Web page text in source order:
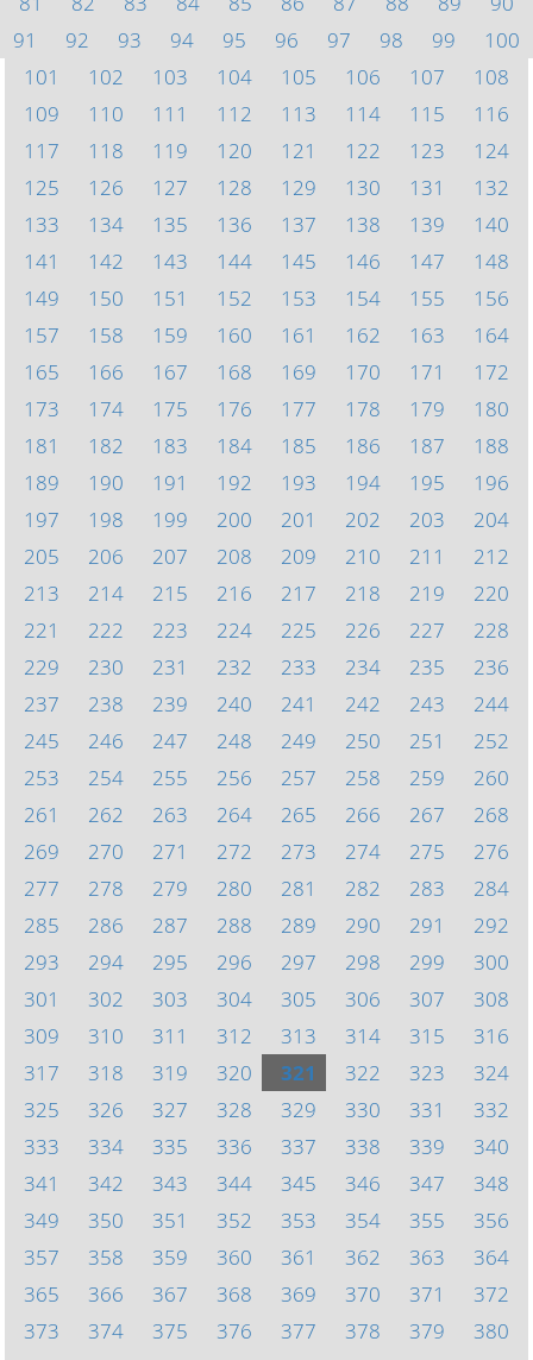
91
92 93 94 95 96 97 98 99
100
101
102 103 104 105 106 107
108
109
110 111 112 113 114 115
116
117
118 119 120 121 122 123
124
125
126 127 128 129 130 131
132
133
134 135 136 137 138 139
140
141
142 143 144 145 146 147
148
149
150 151 152 153 154 155
156
157
158 159 160 161 162 163
164
165
166 167 168 169 170 171
172
173
174 175 176 177 178 179
180
181
182 183 184 185 186 187
188
189
190 191 192 193 194 195
196
197
198 199 200 201 202 203
204
205
206 207 208 209 210 211
212
213
214 215 216 217 218 219
220
221
222 223 224 225 226 227
228
229
230 231 232 233 234 235
236
237
238 239 240 241 242 243
244
245
246 247 248 249 250 251
252
253
254 255 256 257 258 259
260
261
262 263 264 265 266 267
268
269
270 271 272 273 274 275
276
277
278 279 280 281 282 283
284
285
286 287 288 289 290 291
292
293
294 295 296 297 298 299
300
301
302 303 304 305 306 307
308
309
310 311 312 313 314 315
316
317
318 319 320 321 322 323
324
325
326 327 328 329 330 331
332
333
334 335 336 337 338 339
340
341
342 343 344 345 346 347
348
349
350 351 352 353 354 355
356
357
358 359 360 361 362 363
364
365
366 367 368 369 370 371
372
373
374 375 376 377 378 379
380